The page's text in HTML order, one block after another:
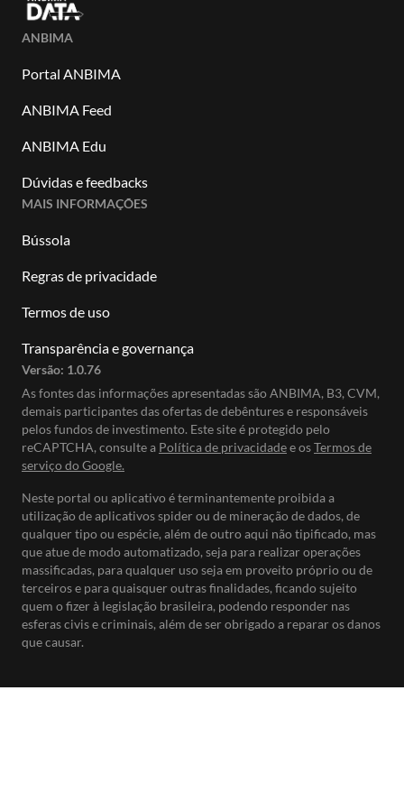
ANBIMA
Portal ANBIMA
ANBIMA Feed
ANBIMA Edu
Dúvidas e feedbacks
MAIS INFORMAÇÕES
Bússola
Regras de privacidade
Termos de uso
Transparência e governança
Versão: 1.0.76
As fontes das informações apresentadas são ANBIMA, B3, CVM,
demais participantes das ofertas de debêntures e responsáveis
pelos fundos de investimento. Este site é protegido pelo
reCAPTCHA, consulte a Política de privacidadee osTermos de
serviço do Google.
Neste portal ou aplicativo é terminantemente proibida a
utilização de aplicativos spider ou de mineração de dados, de
qualquer tipo ou espécie, além de outro aqui não tipificado, mas
que atue de modo automatizado, seja para realizar operações
massificadas, para qualquer uso seja em proveito próprio ou de
terceiros e para quaisquer outras finalidades, ficando sujeito
quem o fizer à legislação brasileira, podendo responder nas
esferas civis e criminais, além de ser obrigado a reparar os danos
que causar.